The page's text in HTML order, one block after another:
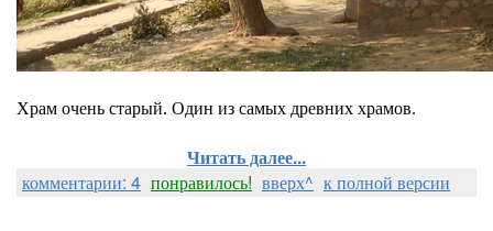
Храм очень старый. Один из самых древних храмов.
Читать далее...
комментарии: 4 понравилось! вверх^ к полной версии